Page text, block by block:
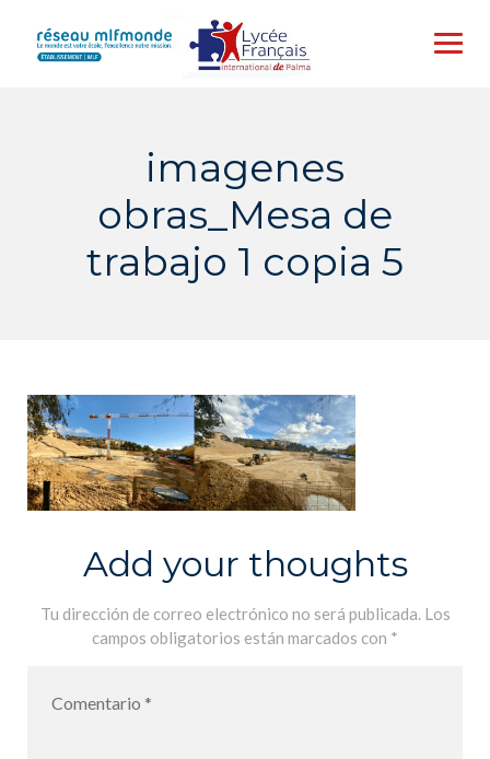
content
imagenes
obras_Mesa de
trabajo 1 copia 5
Add your thoughts
Tu dirección de correo electrónico no será publicada. Los
campos obligatorios están marcados con *